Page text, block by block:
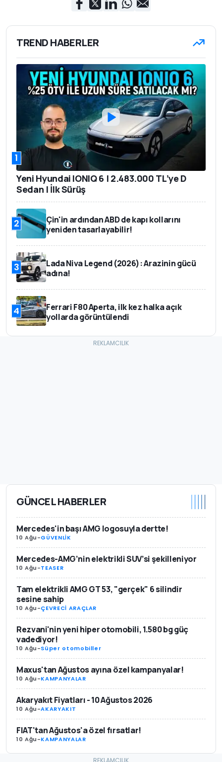
TREND HABERLER
1
Yeni Hyundai IONIQ 6 | 2.483.000 TL’ye D
Sedan | İlk Sürüş
2
Çin'in ardından ABD de kapı kollarını
yeniden tasarlayabilir!
3
Lada Niva Legend (2026): Arazinin gücü
adına!
4
Ferrari F80 Aperta, ilk kez halka açık
yollarda görüntülendi
GÜNCEL HABERLER
Mercedes'in başı AMG logosuyla dertte!
10 Ağu-GÜVENLİK
Mercedes-AMG’nin elektrikli SUV’si şekilleniyor
10 Ağu-TEASER
Tam elektrikli AMG GT 53, "gerçek" 6 silindir
sesine sahip
10 Ağu-ÇEVRECİ ARAÇLAR
Rezvani'nin yeni hiper otomobili, 1.580 bg güç
vadediyor!
10 Ağu-Süper otomobiller
Maxus'tan Ağustos ayına özel kampanyalar!
10 Ağu-KAMPANYALAR
Akaryakıt Fiyatları - 10 Ağustos 2026
10 Ağu-AKARYAKIT
FIAT'tan Ağustos'a özel fırsatlar!
10 Ağu-KAMPANYALAR